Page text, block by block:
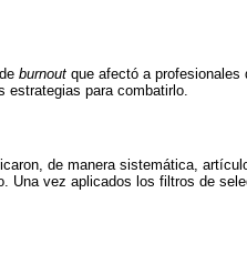
burnout que afectó a profesionales
estrategias para combatirlo.
de manera sistemática,
Una vez aplicados los filtros de